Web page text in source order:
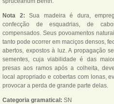
Nota 2: Sua madeira é dura,
confecção de esquadrias, de
compensados. Seus povoamentos
tanto pode ocorrer em maciços densos,
abertos, expostos à luz. A propagação
sementes, cuja viabilidade é das
presas aos ramos após a colheita,
local apropriado e cobertas com lonas,
provocar a perda de grande parte delas.
Categoria gramatical: SN